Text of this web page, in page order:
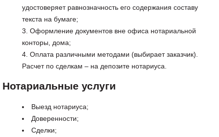
удостоверяет равнозначность его содержания составу
текста на бумаге;
Оформление документов вне офиса нотариальной
конторы, дома;
Оплата различными методами (выбирает заказчик).
Расчет по сделкам – на депозите нотариуса.
Нотариальные услуги
Выезд нотариуса;
Доверенности;
Сделки;